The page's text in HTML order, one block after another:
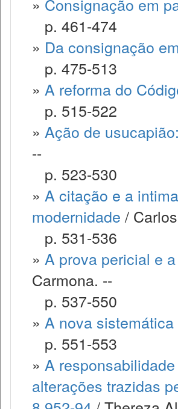
p. 461-474
» Da consignação
p. 475-513
» A reforma do
p. 515-522
» Ação de
--
p. 523-530
» A citação e a
modernidade /
p. 531-536
» A prova pericial e
Carmona. --
p. 537-550
» A nova
p. 551-553
» A
alterações trazidas